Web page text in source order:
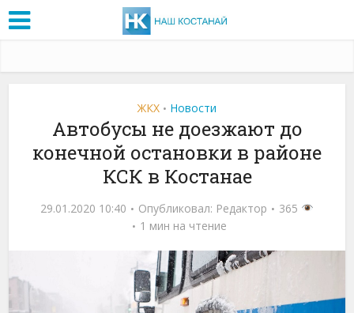
ЖКХ • Новости
Автобусы не доезжают до
конечной остановки в районе
КСК в Костанае
29.01.2020 10:40 Опубликовал: Редактор
365
1 мин на чтение